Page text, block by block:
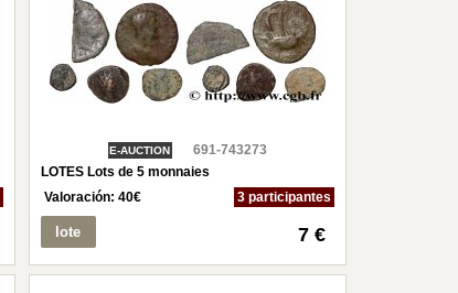
E-AUCTION
691-743273
LOTES Lots de 5 monnaies
Valoración:40€ 3 participantes
lote 7 €